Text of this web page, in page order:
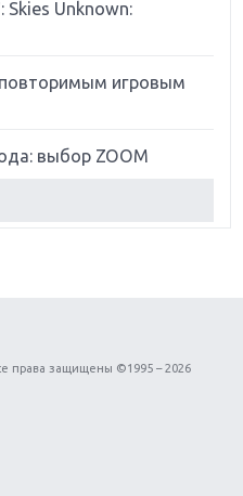
Skies Unknown:
игровым
выбор ZOOM
вершина эволюции
Spider-Man и
права защищены ©1995 – 2026